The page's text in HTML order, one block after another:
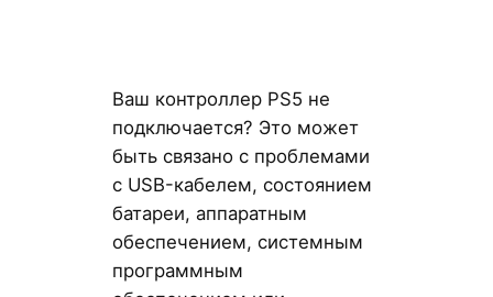
Ваш контроллер PS5 не
подключается? Это может
быть связано с проблемами
с USB-кабелем, состоянием
батареи, аппаратным
обеспечением, системным
программным